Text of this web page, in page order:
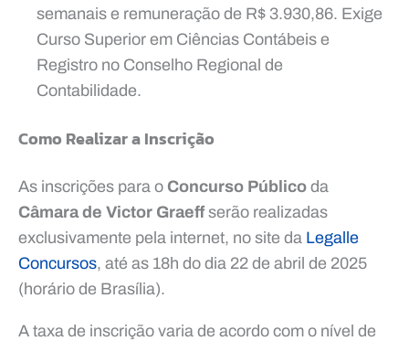
semanais e remuneração de R$ 3.930,86. Exige
Curso Superior em Ciências Contábeis e
Registro no Conselho Regional de
Contabilidade.
Como Realizar a Inscrição
As inscrições para o Concurso Público da
Câmara de Victor Graeffserão realizadas
exclusivamente pela internet, no site da Legalle
Concursos, até as 18h do dia 22 de abril de 2025
(horário de Brasília).
A taxa de inscrição varia de acordo com o nível de